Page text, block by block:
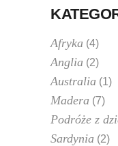
Afryka (4)
Anglia (2)
Australia (1)
Madera (7)
Podróże z
Sardynia (2)